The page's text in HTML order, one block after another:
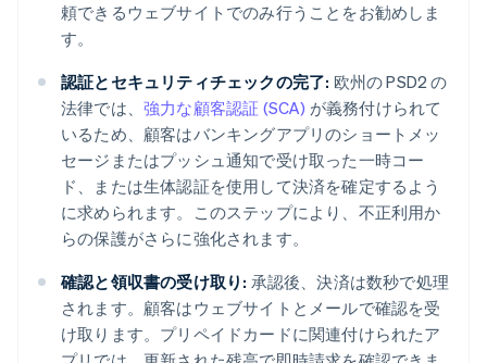
頼できるウェブサイトでのみ行うことをお勧めしま
す。
認証とセキュリティチェックの完了: 欧州の PSD2 の
法律では、 強力な顧客認証 (SCA) が義務付けられて
いるため、顧客はバンキングアプリのショートメッ
セージまたはプッシュ通知で受け取った一時コー
ド、または生体認証を使用して決済を確定するよう
に求められます。このステップにより、不正利用か
らの保護がさらに強化されます。
確認と領収書の受け取り: 承認後、決済は数秒で処理
されます。顧客はウェブサイトとメールで確認を受
け取ります。プリペイドカードに関連付けられたア